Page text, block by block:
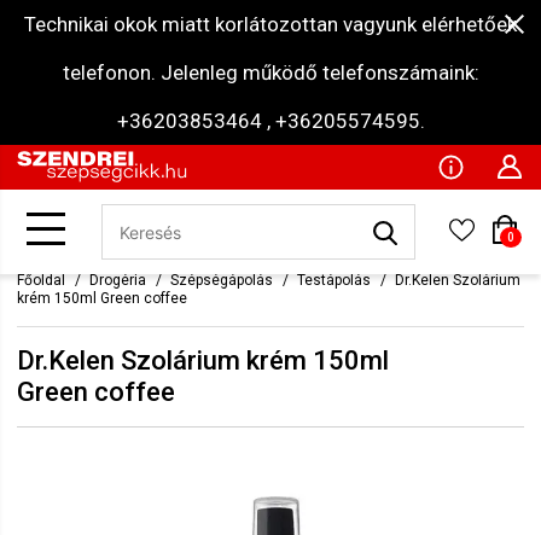
Technikai okok miatt korlátozottan vagyunk elérhetőek
telefonon. Jelenleg működő telefonszámaink:
+36203853464 , +36205574595.
0
Főoldal Drogéria Szépségápolás Testápolás
Dr.Kelen Szolárium
krém 150ml Green coffee
Dr.Kelen Szolárium krém 150ml
Green coffee